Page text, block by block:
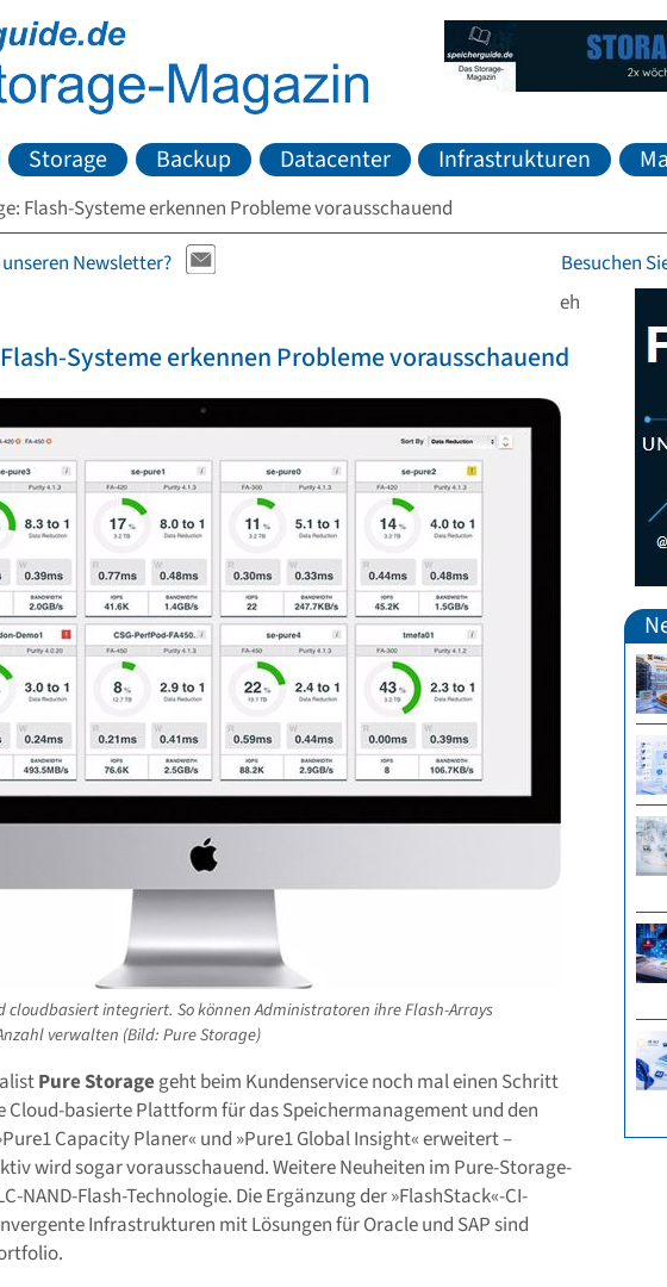
Storage Backup Datacenter Infrastrukturen
Flash-Systeme erkennen Probleme vorausschauend
Newsletter?
Besuchen
eh
Systeme erkennen Probleme vorausschauend
cloudbasiert integriert. So können Administratoren ihre Flash-Arrays
verwalten (Bild: Pure Storage)
Pure Storagegeht beim Kundenservice noch mal einen Schritt
Cloud-basierte Plattform für das Speichermanagement und den
Capacity Planer« und »Pure1 Global Insight« erweitert –
wird sogar vorausschauend. Weitere Neuheiten im Pure-Storage-
NAND-Flash-Technologie. Die Ergänzung der »FlashStack«-CI-
Infrastrukturen mit Lösungen für Oracle und SAP sind